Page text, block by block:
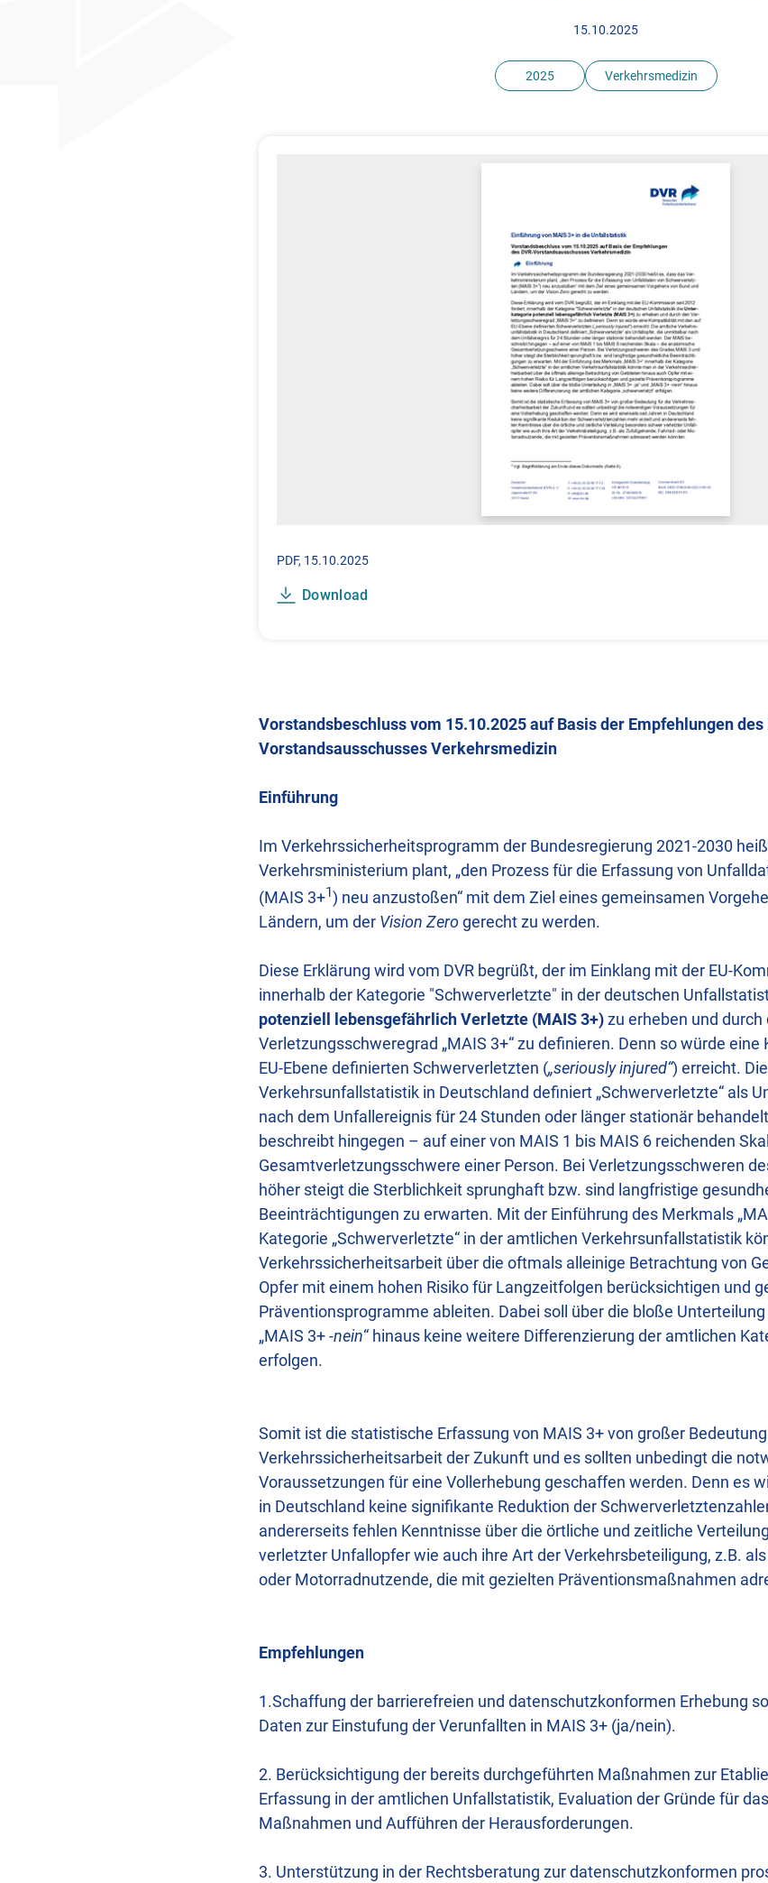
15.10.2025
2025 Verkehrsmedizin
PDF 15.10.2025
Download
Vorstandsbeschluss vom 15.10.2025 auf Basis der Empfehlungen des
Vorstandsausschusses Verkehrsmedizin
Einführung
Im Verkehrssicherheitsprogramm der Bundesregierung 2021-2030
Verkehrsministerium plant, „den Prozess für die Erfassung von
(MAIS 3+1) neu anzustoßen“ mit dem Ziel eines gemeinsamen
Ländern, um der Vision Zerogerecht zu werden.
Diese Erklärung wird vom DVR begrüßt, der im Einklang mit der EU-
innerhalb der Kategorie "Schwerverletzte" in der deutschen
potenziell lebensgefährlich Verletzte (MAIS 3+)zu erheben und durch
Verletzungsschweregrad „MAIS 3+“ zu definieren. Denn so würde
EU-Ebene definierten Schwerverletzten („seriously injured“) erreicht.
Verkehrsunfallstatistik in Deutschland definiert „Schwerverletzte“ als
nach dem Unfallereignis für 24 Stunden oder länger stationär
beschreibt hingegen – auf einer von MAIS 1 bis MAIS 6 reichenden
Gesamtverletzungsschwere einer Person. Bei Verletzungsschweren
höher steigt die Sterblichkeit sprunghaft bzw. sind langfristige
Beeinträchtigungen zu erwarten. Mit der Einführung des Merkmals
Kategorie „Schwerverletzte“ in der amtlichen Verkehrsunfallstatistik
Verkehrssicherheitsarbeit über die oftmals alleinige Betrachtung von
Opfer mit einem hohen Risiko für Langzeitfolgen berücksichtigen und
Präventionsprogramme ableiten. Dabei soll über die bloße Unterteilung
„MAIS 3+-nein“ hinaus keine weitere Differenzierung der amtlichen
erfolgen.
Somit ist die statistische Erfassung von MAIS 3+ von großer
Verkehrssicherheitsarbeit der Zukunft und es sollten unbedingt die
Voraussetzungen für eine Vollerhebung geschaffen werden. Denn es
in Deutschland keine signifikante Reduktion der
andererseits fehlen Kenntnisse über die örtliche und zeitliche
verletzter Unfallopfer wie auch ihre Art der Verkehrsbeteiligung, z.B.
oder Motorradnutzende, die mit gezielten Präventionsmaßnahmen
Empfehlungen
1.Schaffung der barrierefreien und datenschutzkonformen Erhebung
Daten zur Einstufung der Verunfallten in MAIS 3+ (ja/nein).
2. Berücksichtigung der bereits durchgeführten Maßnahmen zur
Erfassung in der amtlichen Unfallstatistik, Evaluation der Gründe für
Maßnahmen und Aufführen der Herausforderungen.
3. Unterstützung in der Rechtsberatung zur datenschutzkonformen